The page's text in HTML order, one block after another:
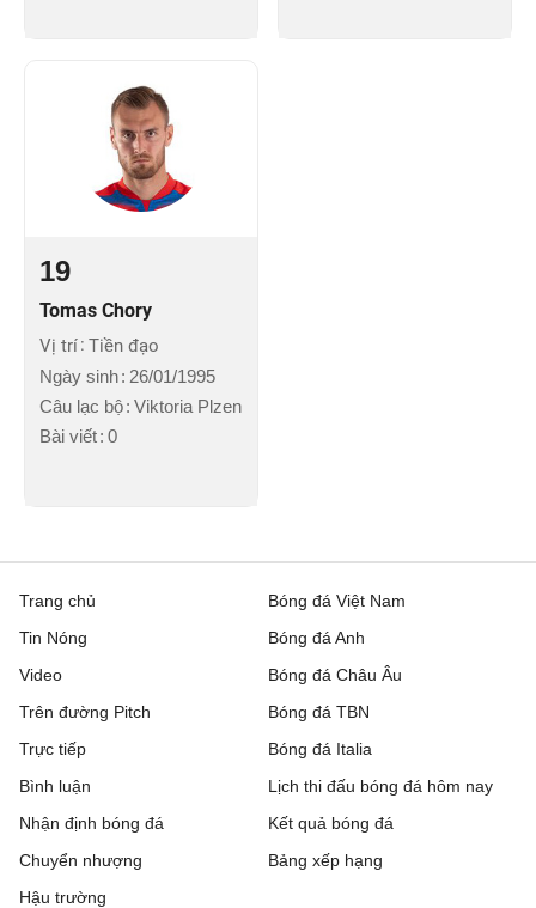
19
Tomas Chory
Vị trí Tiền đạo
Ngày sinh 26/01/1995
Câu lạc bộ Viktoria Plzen
Bài viết 0
Trang chủ
Tin Nóng
Video
Trên đường Pitch
Trực tiếp
Bóng đá Việt Nam
Bóng đá Anh
Bóng đá Châu Âu
Bóng đá TBN
Bóng đá Italia
Bình luận
Nhận định bóng đá
Chuyển nhượng
Hậu trường
Lịch thi đấu bóng đá hôm nay
Kết quả bóng đá
Bảng xếp hạng